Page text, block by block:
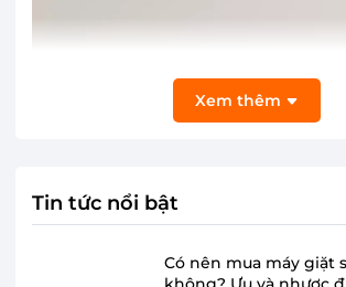
Xem thêm
Tin tức nổi bật
Có nên mua máy giặt